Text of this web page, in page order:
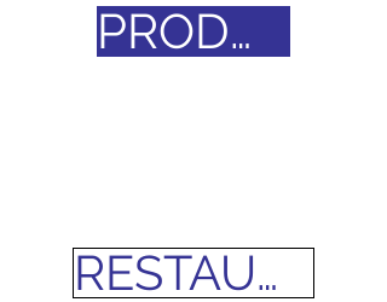
PRODUCTPRIJZEN
RESTAURANT MENU